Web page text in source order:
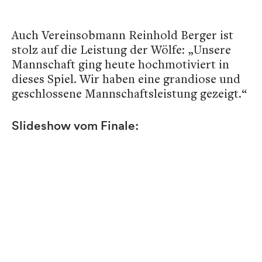
Auch Vereinsobmann Reinhold Berger ist
stolz auf die Leistung der Wölfe: „Unsere
Mannschaft ging heute hochmotiviert in
dieses Spiel. Wir haben eine grandiose und
geschlossene Mannschaftsleistung gezeigt.“
Slideshow vom Finale: